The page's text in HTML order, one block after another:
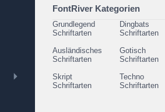
FontRiver Kategorien
Grundlegend
Schriftarten
Dingbats
Schriftarten
Ausländisches
Schriftarten
Gotisch
Schriftarten
Skript
Schriftarten
Techno
Schriftarten